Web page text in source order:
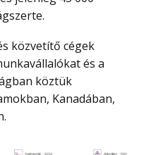
és a
köztük
Kanadában,